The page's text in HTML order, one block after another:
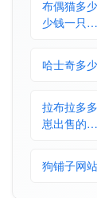
布偶猫多
少钱一只…
哈士奇多
拉布拉多
崽出售的…
狗铺子网